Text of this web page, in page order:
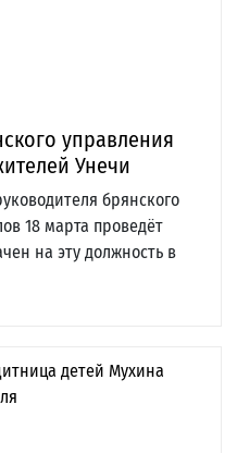
управления
Унечи
брянского
18 марта проведёт
на эту должность в